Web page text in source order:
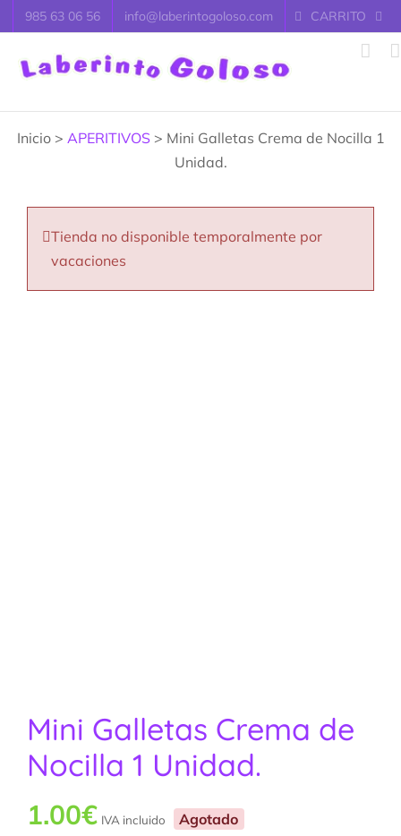
Saltar
al
contenido
985 63 06 56 info@laberintogoloso.com CARRITO
Inicio > APERITIVOS> Mini Galletas Crema de Nocilla 1
Unidad.
Tienda no disponible temporalmente por
vacaciones
Mini Galletas Crema de
Nocilla 1 Unidad.
1.00€ IVA incluido Agotado